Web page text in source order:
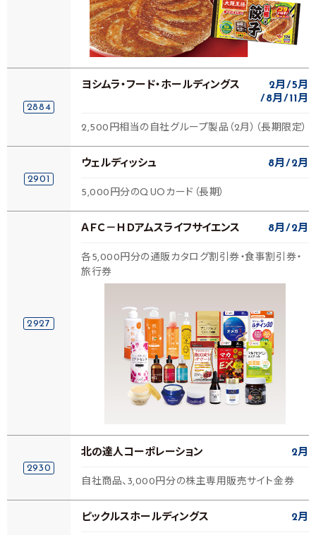
2884
ヨシムラ・フード・ホールディングス 2月
5月
8月
11月
2,500円相当の自社グループ製品（2月）（長期限定）
2901
ウェルディッシュ 8月 2月
5,000円分のQUOカード（長期）
2927
ＡＦＣ－ＨＤアムスライフサイエンス 8月 2月
各5,000円分の通販カタログ割引券・食事割引券・
旅行券
2930
北の達人コーポレーション 2月
自社商品、3,000円分の株主専用販売サイト金券
ピックルスホールディングス 2月